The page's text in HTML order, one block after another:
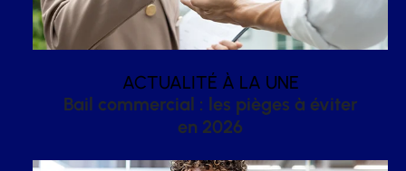
ACTUALITÉ À LA UNE
Bail commercial : les pièges à éviter
en 2026